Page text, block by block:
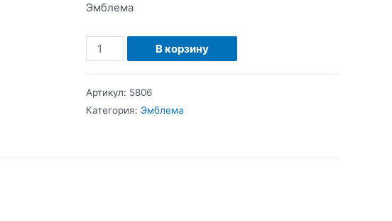
Эмблема
Количество
Фольксваген
В5
В корзину
Артикул: 5806
Категория: Эмблема